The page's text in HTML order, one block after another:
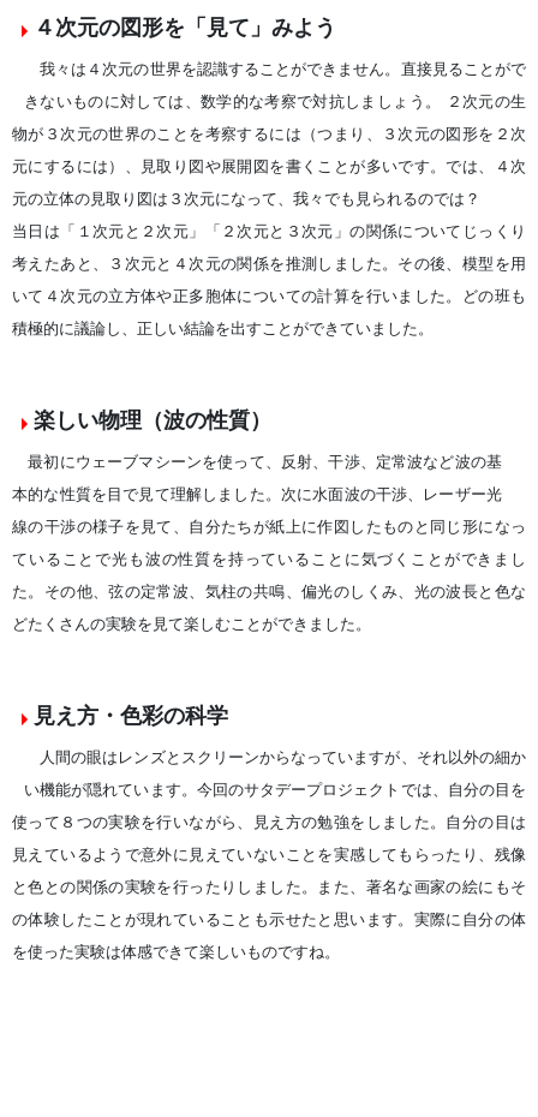
４次元の図形を「見て」みよう
我々は４次元の世界を認識することができません。直接見ることがで
きないものに対しては、数学的な考察で対抗しましょう。 ２次元の生
物が３次元の世界のことを考察するには（つまり、３次元の図形を２次
元にするには）、見取り図や展開図を書くことが多いです。では、４次
元の立体の見取り図は３次元になって、我々でも見られるのでは？
当日は「１次元と２次元」「２次元と３次元」の関係についてじっくり
考えたあと、３次元と４次元の関係を推測しました。その後、模型を用
いて４次元の立方体や正多胞体についての計算を行いました。どの班も
積極的に議論し、正しい結論を出すことができていました。
楽しい物理（波の性質）
最初にウェーブマシーンを使って、反射、干渉、定常波など波の基
本的な性質を目で見て理解しました。次に水面波の干渉、レーザー光
線の干渉の様子を見て、自分たちが紙上に作図したものと同じ形になっ
ていることで光も波の性質を持っていることに気づくことができまし
た。その他、弦の定常波、気柱の共鳴、偏光のしくみ、光の波長と色な
どたくさんの実験を見て楽しむことができました。
見え方・色彩の科学
人間の眼はレンズとスクリーンからなっていますが、それ以外の細か
い機能が隠れています。今回のサタデープロジェクトでは、自分の目を
使って８つの実験を行いながら、見え方の勉強をしました。自分の目は
見えているようで意外に見えていないことを実感してもらったり、残像
と色との関係の実験を行ったりしました。また、著名な画家の絵にもそ
の体験したことが現れていることも示せたと思います。実際に自分の体
を使った実験は体感できて楽しいものですね。